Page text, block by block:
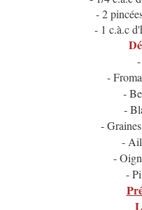
- 2
- 1 c.à.c
-
-
-
-
-
-
-